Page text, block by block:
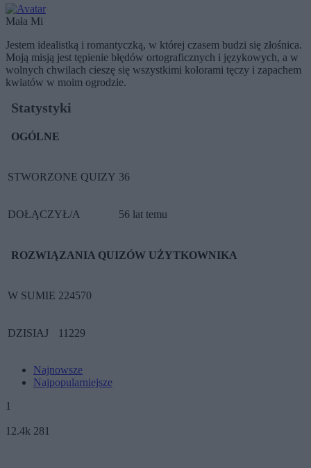
Mała Mi
Jestem idealistką i romantyczką, w której czasem budzi się złośnica.
Moją misją jest tępienie błędów ortograficznych i językowych, a w
wolnych chwilach cieszę się wszystkimi kolorami tęczy i zapachem
kwiatów w moim ogrodzie.
Statystyki
OGÓLNE
STWORZONE QUIZY 36
DOŁĄCZYŁ/A 56 lat temu
ROZWIĄZANIA QUIZÓW UŻYTKOWNIKA
W SUMIE 224570
DZISIAJ 11229
Najnowsze
Najpopularniejsze
1
12.4k 281